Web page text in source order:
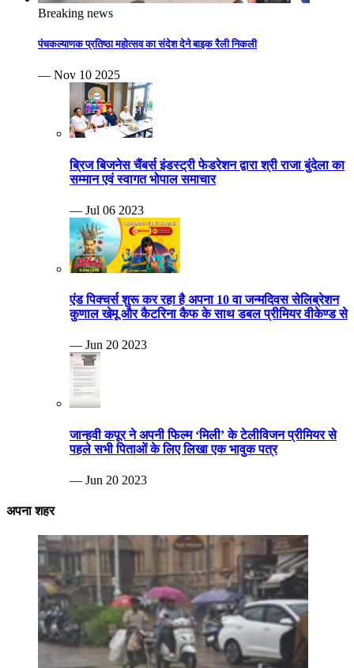
Breaking news
पंचकल्याणक प्रतिष्ठा महोत्सव का संदेश देने बाइक रैली निकली
— Nov 10 2025
ब्रिज बिजनेस चैंबर्स इंडस्ट्री फेडरेशन द्वारा श्री राजा बुंदेला का
सम्मान एवं स्वागत भोपाल समाचार
— Jul 06 2023
एंड पिक्चर्स शुरू कर रहा है अपना 10 वा जन्मदिवस सेलिब्रेशन
कुणाल खेमू और कैटरिना कैफ के साथ डबल प्रीमियर वीकेण्ड से
— Jun 20 2023
जान्हवी कपूर ने अपनी फिल्म ‘मिली’ के टेलीविजन प्रीमियर से
पहले सभी पिताओं के लिए लिखा एक भावुक पत्र
— Jun 20 2023
अपना शहर